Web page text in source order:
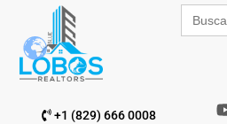
Buscar:
+1 (829) 666 0008